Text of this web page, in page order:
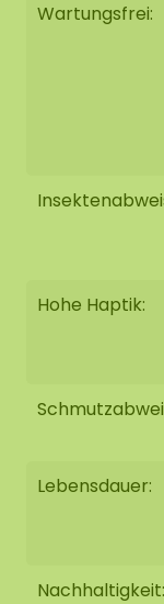
Dauerhaft
aushärten.
ansteigt,
Befestigung
Wartungsfrei:
Hohe Haptik:
Lebensdauer:
Nachhaltigkeit: